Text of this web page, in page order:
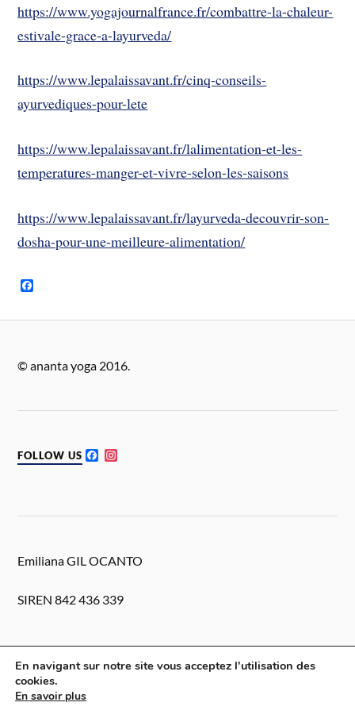
https://www.yogajournalfrance.fr/combattre-la-chaleur-
estivale-grace-a-layurveda/
https://www.lepalaissavant.fr/cinq-conseils-
ayurvediques-pour-lete
https://www.lepalaissavant.fr/lalimentation-et-les-
temperatures-manger-et-vivre-selon-les-saisons
https://www.lepalaissavant.fr/layurveda-decouvrir-son-
dosha-pour-une-meilleure-alimentation/
e
o
k
© ananta yoga 2016.
FOLLOW US
F
o
g
m
Emiliana GIL OCANTO
SIREN 842 436 339
FIÈREMENT PROPULSÉ PAR
En navigant sur notre site vous acceptez l'utilisation des
cookies.
En savoir plus